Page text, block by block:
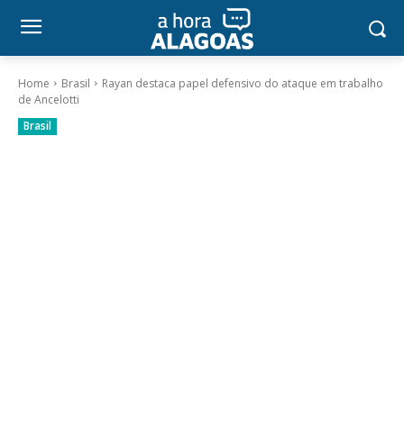
Home Brasil
Rayan destaca papel defensivo do ataque em trabalho
de Ancelotti
Brasil